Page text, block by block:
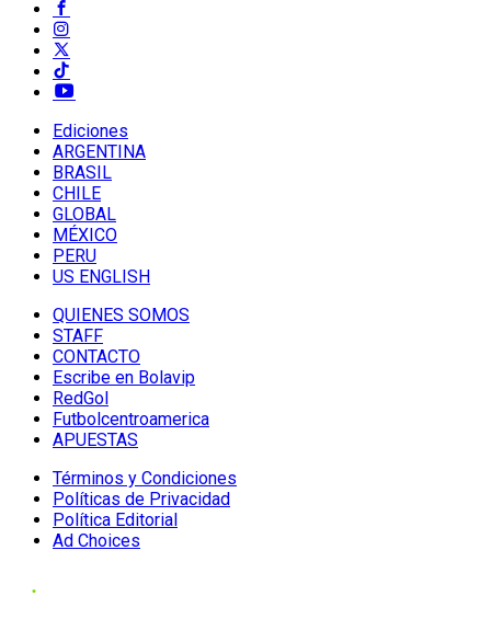
Ediciones
ARGENTINA
BRASIL
CHILE
GLOBAL
MÉXICO
PERU
US ENGLISH
QUIENES SOMOS
STAFF
CONTACTO
Escribe en Bolavip
RedGol
Futbolcentroamerica
APUESTAS
Términos y Condiciones
Políticas de Privacidad
Política Editorial
Ad Choices